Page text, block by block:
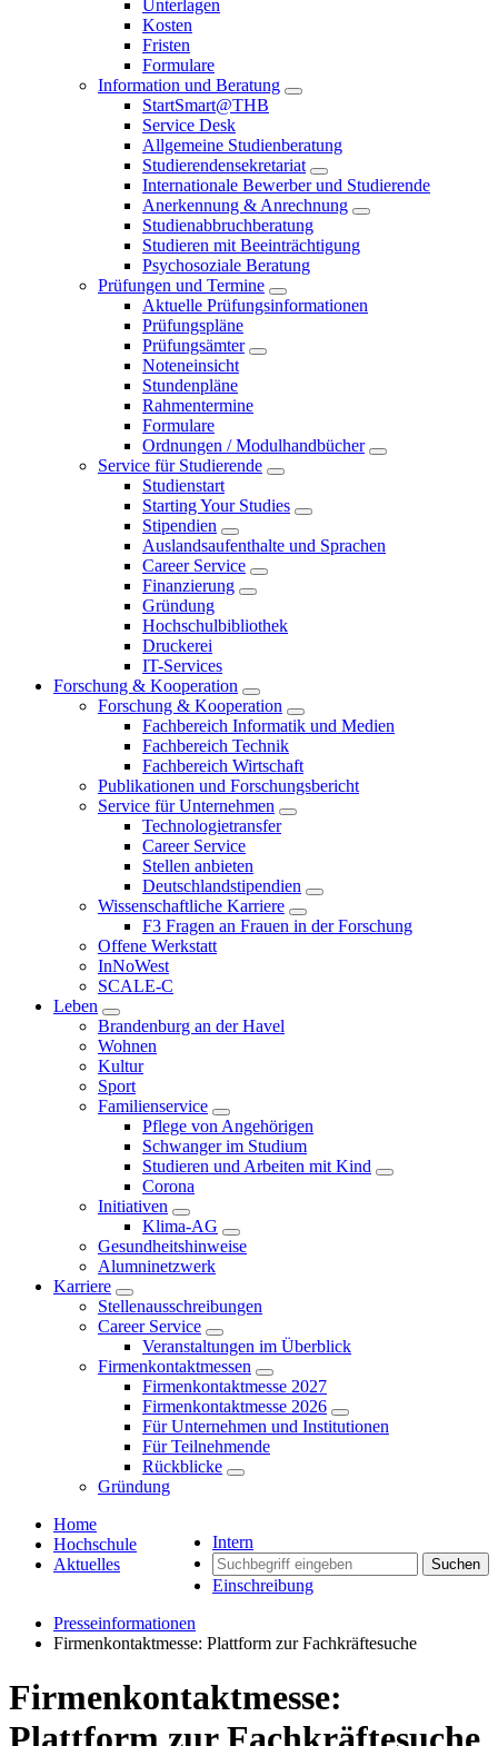
Unterlagen
Kosten
Fristen
Formulare
Information und Beratung
StartSmart@THB
Service Desk
Allgemeine Studienberatung
Studierendensekretariat
Internationale Bewerber und Studierende
Anerkennung & Anrechnung
Studienabbruchberatung
Studieren mit Beeinträchtigung
Psychosoziale Beratung
Prüfungen und Termine
Aktuelle Prüfungsinformationen
Prüfungspläne
Prüfungsämter
Noteneinsicht
Stundenpläne
Rahmentermine
Formulare
Ordnungen / Modulhandbücher
Service für Studierende
Studienstart
Starting Your Studies
Stipendien
Auslandsaufenthalte und Sprachen
Career Service
Finanzierung
Gründung
Hochschulbibliothek
Druckerei
IT-Services
Forschung & Kooperation
Forschung & Kooperation
Fachbereich Informatik und Medien
Fachbereich Technik
Fachbereich Wirtschaft
Publikationen und Forschungsbericht
Service für Unternehmen
Technologietransfer
Career Service
Stellen anbieten
Deutschlandstipendien
Wissenschaftliche Karriere
F3 Fragen an Frauen in der Forschung
Offene Werkstatt
InNoWest
SCALE-C
Leben
Brandenburg an der Havel
Wohnen
Kultur
Sport
Familienservice
Pflege von Angehörigen
Schwanger im Studium
Studieren und Arbeiten mit Kind
Corona
Initiativen
Klima-AG
Gesundheitshinweise
Alumninetzwerk
Karriere
Stellenausschreibungen
Career Service
Veranstaltungen im Überblick
Firmenkontaktmessen
Firmenkontaktmesse 2027
Firmenkontaktmesse 2026
Für Unternehmen und Institutionen
Für Teilnehmende
Rückblicke
Gründung
Intern
Suchen
Einschreibung
Home
Hochschule
Aktuelles
Presseinformationen
Firmenkontaktmesse: Plattform zur Fachkräftesuche
Firmenkontaktmesse: